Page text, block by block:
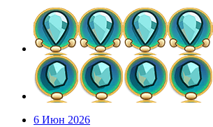
6 Июн 2026